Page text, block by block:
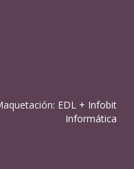
EDL + Infobit
Informática